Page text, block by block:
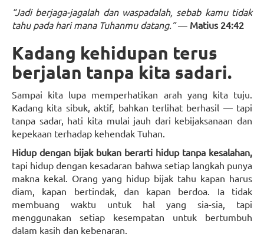
“Jadi berjaga-jagalah dan waspadalah, sebab kamu tidak
tahu pada hari mana Tuhanmu datang.”— Matius 24:42
Kadang kehidupan terus
berjalan tanpa kita sadari.
Sampai kita lupa memperhatikan arah yang kita tuju.
Kadang kita sibuk, aktif, bahkan terlihat berhasil — tapi
tanpa sadar, hati kita mulai jauh dari kebijaksanaan dan
kepekaan terhadap kehendak Tuhan.
Hidup dengan bijak bukan berarti hidup tanpa kesalahan,
tapi hidup dengan kesadaran bahwa setiap langkah punya
makna kekal. Orang yang hidup bijak tahu kapan harus
diam, kapan bertindak, dan kapan berdoa. Ia tidak
membuang waktu untuk hal yang sia-sia, tapi
menggunakan setiap kesempatan untuk bertumbuh
dalam kasih dan kebenaran.